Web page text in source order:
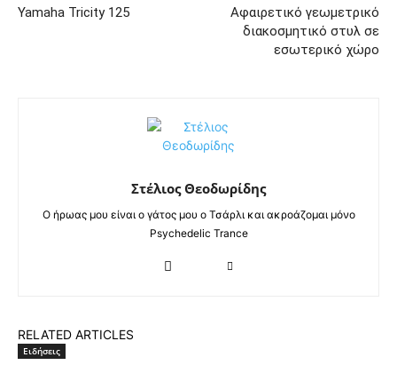
Yamaha Tricity 125
Αφαιρετικό γεωμετρικό
διακοσμητικό στυλ σε
εσωτερικό χώρο
Στέλιος Θεοδωρίδης
Ο ήρωας μου είναι ο γάτος μου ο Τσάρλι και ακροάζομαι μόνο
Psychedelic Trance
RELATED ARTICLES
Ειδήσεις